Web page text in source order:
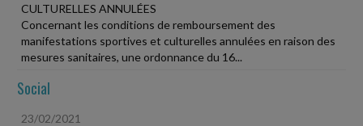
CULTURELLES ANNULÉES
Concernant les conditions de remboursement des
manifestations sportives et culturelles annulées en raison des
mesures sanitaires, une ordonnance du 16...
Social
23/02/2021